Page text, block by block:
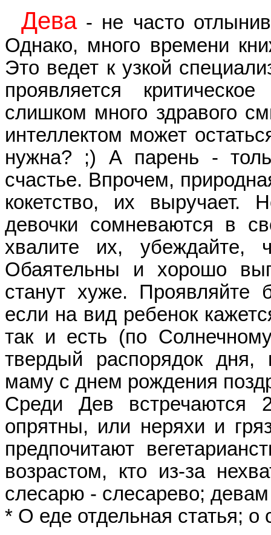
Дева- не часто
Однако, много времени
Это ведет к узкой
проявляется
слишком много здравого
интеллектом может
нужна? ;) А парень -
счастье. Впрочем,
кокетство, их
девочки сомневаются в
хвалите их,
Обаятельны и хорошо
станут хуже.
если на вид ребенок
так и есть (по
твердый распорядок дня,
маму с днем рождения
Cреди Дев встречаются
опрятны, или неряхи и
предпочитают
возрастом, кто из-за
слесарю - слесарево;
* О еде отдельная статья; о